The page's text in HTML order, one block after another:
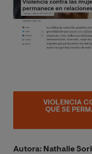
VIOLENCIA
QUÉ SE
Autora: Nathalie